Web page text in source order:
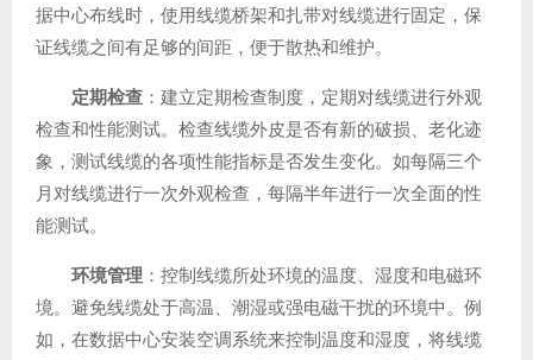
据中心布线时，使用线缆桥架和扎带对线缆进行固定，保
证线缆之间有足够的间距，便于散热和维护。
定期检查 ：建立定期检查制度，定期对线缆进行外观
检查和性能测试。检查线缆外皮是否有新的破损、老化迹
象，测试线缆的各项性能指标是否发生变化。如每隔三个
月对线缆进行一次外观检查，每隔半年进行一次全面的性
能测试。
环境管理 ：控制线缆所处环境的温度、湿度和电磁环
境。避免线缆处于高温、潮湿或强电磁干扰的环境中。例
如，在数据中心安装空调系统来控制温度和湿度，将线缆